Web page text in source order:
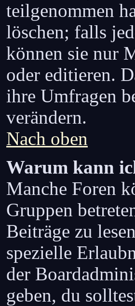
teilgenommen
löschen; falls
können sie nur
oder editieren.
ihre Umfragen
verändern.
Nach oben
Warum kann
Manche Foren
Gruppen
Beiträge zu
spezielle
der
geben, du